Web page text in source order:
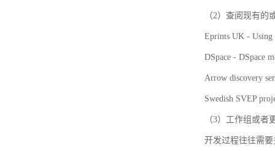
（2）查阅现有
Eprints UK - Using
DSpace - DSpace
Arrow discovery
Swedish SVEP
（3）工作组或者
开发过程往往需